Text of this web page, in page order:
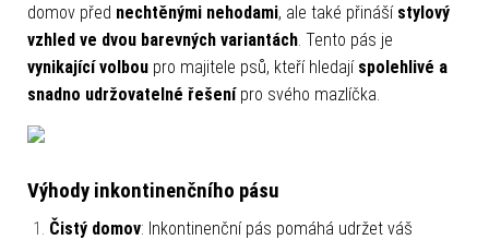
domov před nechtěnými nehodami, ale také přináší stylový
vzhled ve dvou barevných variantách. Tento pás je
vynikající volbou pro majitele psů, kteří hledají spolehlivé a
snadno udržovatelné řešenípro svého mazlíčka.
Výhody inkontinenčního pásu
Čistý domov: Inkontinenční pás pomáhá udržet váš